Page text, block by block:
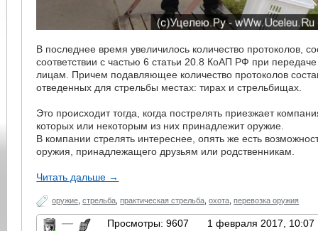
В последнее время увеличилось количество протоколов,
соответствии с частью 6 статьи 20.8 КоАП РФ при
лицам. Причем подавляющее количество протоколов
отведенных для стрельбы местах: тирах и стрельбищах.
Это происходит тогда, когда пострелять приезжает
которых или некоторым из них принадлежит оружие.
В компании стрелять интереснее, опять же есть
оружия, принадлежащего друзьям или родственникам.
Читать дальше →
оружие ,стрельба ,практическая стрельба ,охота ,перевозка оружия
— Просмотры: 9607
1 февраля 2017, 10:07